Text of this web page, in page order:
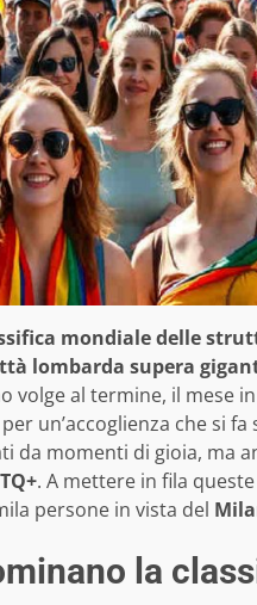
mondiale delle
lombarda supera
volge al termine, il mese
un’accoglienza che si
da momenti di gioia, ma
. A mettere in fila
persone in vista del
la